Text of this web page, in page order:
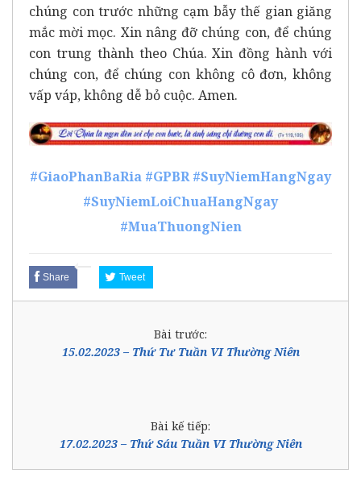
chúng con trước những cạm bẫy thế gian giăng
mắc mời mọc. Xin nâng đỡ chúng con, để chúng
con trung thành theo Chúa. Xin đồng hành với
chúng con, để chúng con không cô đơn, không
vấp váp, không dễ bỏ cuộc. Amen.
#GiaoPhanBaRia #GPBR #SuyNiemHangNgay
#SuyNiemLoiChuaHangNgay
#MuaThuongNien
Share Tweet
Bài trước:
15.02.2023 – Thứ Tư Tuần VI Thường Niên
Bài kế tiếp:
17.02.2023 – Thứ Sáu Tuần VI Thường Niên